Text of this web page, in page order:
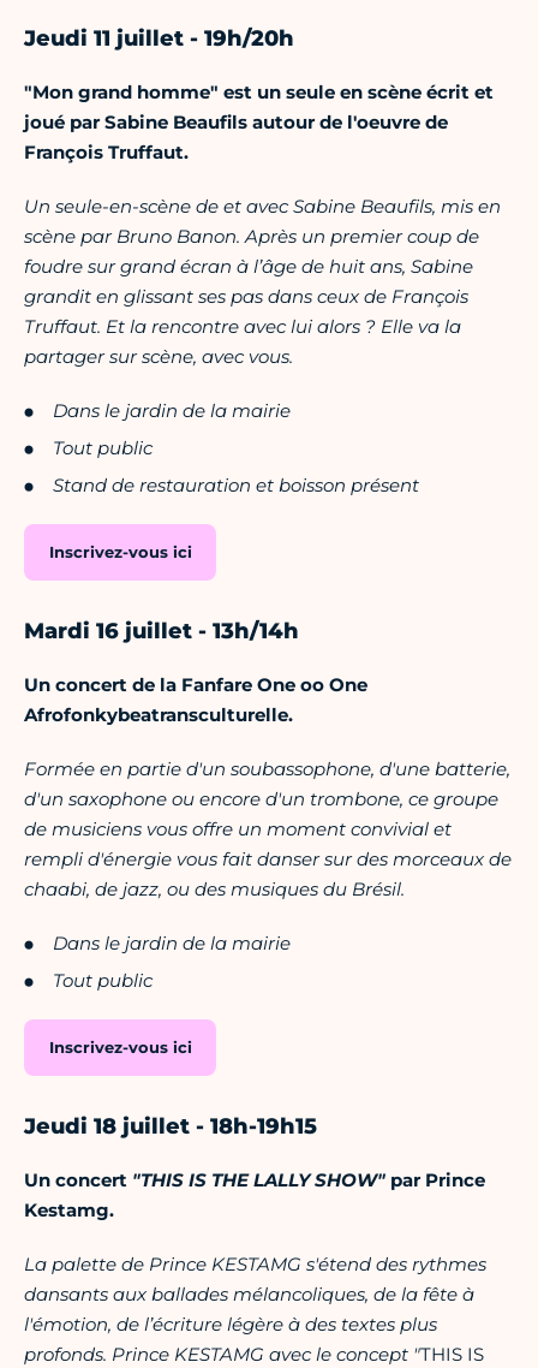
Jeudi 11 juillet - 19h/20h
"Mon grand homme" est un seule en scène écrit et
joué par Sabine Beaufils autour de l'oeuvre de
François Truffaut.
Un seule-en-scène de et avec Sabine Beaufils, mis en
scène par Bruno Banon. Après un premier coup de
foudre sur grand écran à l’âge de huit ans, Sabine
grandit en glissant ses pas dans ceux de François
Truffaut. Et la rencontre avec lui alors ? Elle va la
partager sur scène, avec vous.
Dans le jardin de la mairie
Tout public
Stand de restauration et boisson présent
Inscrivez-vous ici
Mardi 16 juillet - 13h/14h
Un concert de la Fanfare One oo One
Afrofonkybeatransculturelle.
Formée en partie d'un soubassophone, d'une batterie,
d'un saxophone ou encore d'un trombone, ce groupe
de musiciens vous offre un moment convivial et
rempli d'énergie vous fait danser sur des morceaux de
chaabi, de jazz, ou des musiques du Brésil.
Dans le jardin de la mairie
Tout public
Inscrivez-vous ici
Jeudi 18 juillet - 18h-19h15
Un concert "THIS IS THE LALLY SHOW" par Prince
Kestamg.
La palette de Prince KESTAMG s'étend des rythmes
dansants aux ballades mélancoliques, de la fête à
l'émotion, de l’écriture légère à des textes plus
profonds. Prince KESTAMG avec le concept "THIS IS